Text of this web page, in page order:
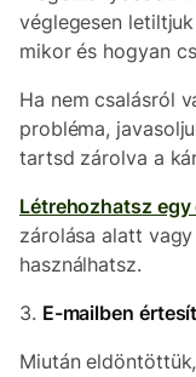
véglegesen
mikor és hogyan
Ha nem csalásról
probléma,
tartsd zárolva a
Létrehozhatsz
zárolása alatt
használhatsz.
3. E-mailben
Miután